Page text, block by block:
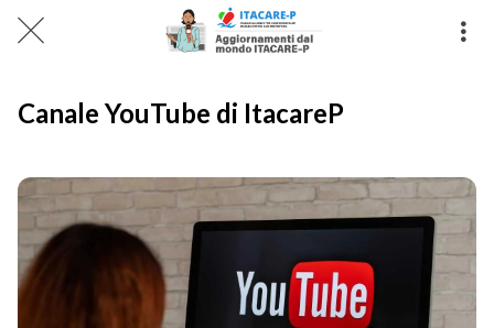
Canale YouTube di ItacareP